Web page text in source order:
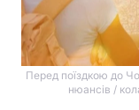
Перед поїздкою до
нюансів /